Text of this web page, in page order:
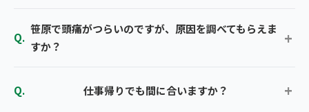
笹原で頭痛がつらいのですが、原因を調べてもらえま
すか？
仕事帰りでも間に合いますか？